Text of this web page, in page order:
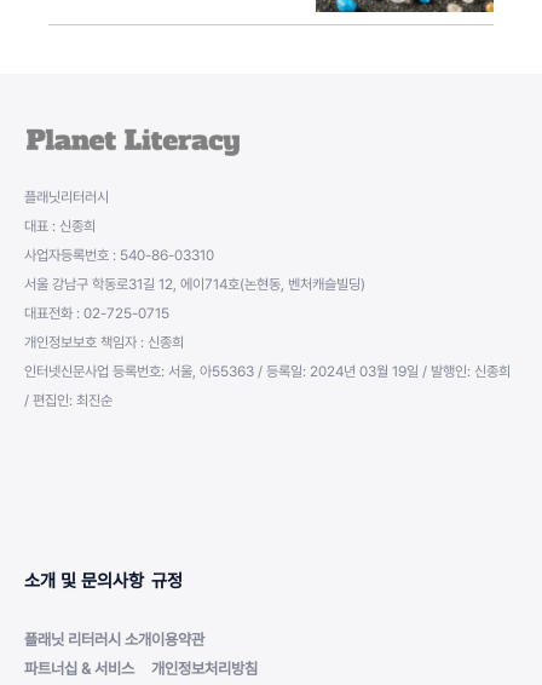
플래닛리터러시
대표 : 신종희
사업자등록번호 : 540-86-03310
서울 강남구 학동로31길 12, 에이714호(논현동, 벤처캐슬빌딩)
대표전화 : 02-725-0715
개인정보보호 책임자 : 신종희
인터넷신문사업 등록번호: 서울, 아55363 / 등록일: 2024년 03월 19일 / 발행인: 신종희
/ 편집인: 최진순
소개 및 문의사항
플래닛 리터러시 소개
파트너십 & 서비스
규정
이용약관
개인정보처리방침